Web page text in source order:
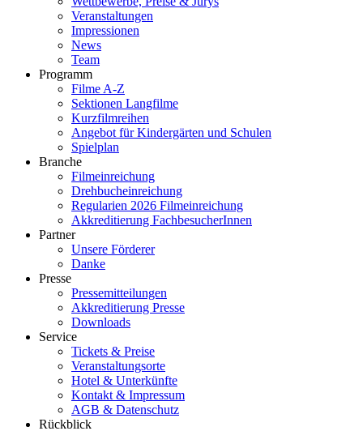
Veranstaltungen
Impressionen
News
Team
Programm
Filme A-Z
Sektionen Langfilme
Kurzfilmreihen
Angebot für Kindergärten und Schulen
Spielplan
Branche
Filmeinreichung
Drehbucheinreichung
Regularien 2026 Filmeinreichung
Akkreditierung FachbesucherInnen
Partner
Unsere Förderer
Danke
Presse
Pressemitteilungen
Akkreditierung Presse
Downloads
Service
Tickets & Preise
Veranstaltungsorte
Hotel & Unterkünfte
Kontakt & Impressum
AGB & Datenschutz
Rückblick